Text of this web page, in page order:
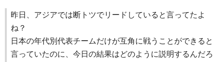
昨日、アジアでは断トツでリードしていると言ってたよ
ね？
日本の年代別代表チームだけが互角に戦うことができると
言っていたのに、今日の結果はどのように説明するんだろ